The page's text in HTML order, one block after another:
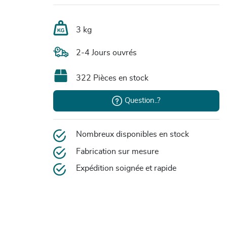
3 kg
2-4 Jours ouvrés
322 Pièces en stock
Question..?
Nombreux disponibles en stock
Fabrication sur mesure
Expédition soignée et rapide